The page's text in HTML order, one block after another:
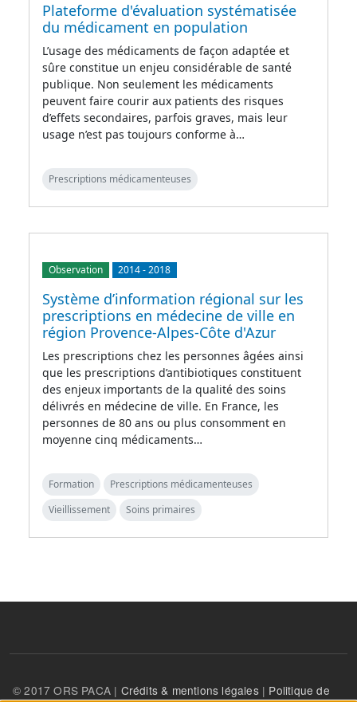
Plateforme d'évaluation systématisée
du médicament en population
L’usage des médicaments de façon adaptée et
sûre constitue un enjeu considérable de santé
publique. Non seulement les médicaments
peuvent faire courir aux patients des risques
d’effets secondaires, parfois graves, mais leur
usage n’est pas toujours conforme à…
Prescriptions médicamenteuses
Observation 2014-2018
Système d’information régional sur les
prescriptions en médecine de ville en
région Provence-Alpes-Côte d'Azur
Les prescriptions chez les personnes âgées ainsi
que les prescriptions d’antibiotiques constituent
des enjeux importants de la qualité des soins
délivrés en médecine de ville. En France, les
personnes de 80 ans ou plus consomment en
moyenne cinq médicaments…
Formation
Prescriptions médicamenteuses
Vieillissement
Soins primaires
© 2017 ORS PACA | Crédits & mentions légales| Politique de